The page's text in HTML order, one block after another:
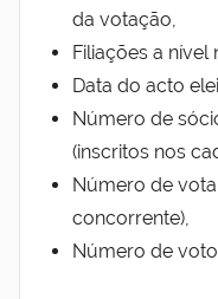
da votação,
Filiações a nível
Data do acto
Número de
(inscritos nos
Número de
concorrente),
Número de